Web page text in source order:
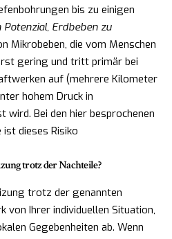
bis zu einigen
Potenzial, Erdbeben zu
Mikrobeben, die vom Menschen
gering und tritt primär bei
auf (mehrere Kilometer
hohem Druck in
wird. Bei den hier besprochenen
dieses Risiko
trotz der Nachteile?
trotz der genannten
von Ihrer individuellen Situation,
Gegebenheiten ab. Wenn